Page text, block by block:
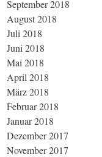
September 2018
August 2018
Juli 2018
Juni 2018
Mai 2018
April 2018
März 2018
Februar 2018
Januar 2018
Dezember 2017
November 2017